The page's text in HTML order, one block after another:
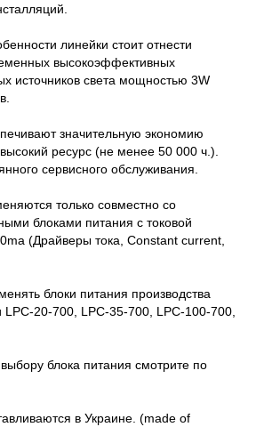
линейки стоит отнести
высокоэффективных
источников света мощностью 3W
значительную экономию
ресурс (не менее 50 000 ч.).
сервисного обслуживания.
только совместно со
блоками питания c токовой
(Драйверы тока, Constant current,
блоки питания производства
20-700, LPC-35-700, LPC-100-700,
блока питания смотрите по
в Украине. (made of